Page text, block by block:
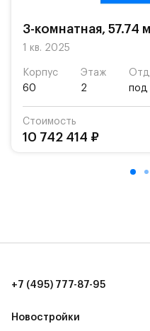
возможность посещения
Для автомобилистов —
Территория квартала
осуществляется по
3-комнатная, 57.74 м
1 кв. 2025
Корпус
60
Этаж
2
под
Стоимость
10 742 414 ₽
Новостройки
+7 (495) 777-87-95